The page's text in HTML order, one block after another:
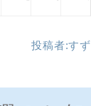
投稿者:す